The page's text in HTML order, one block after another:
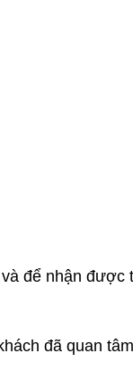
để nhận
đã quan